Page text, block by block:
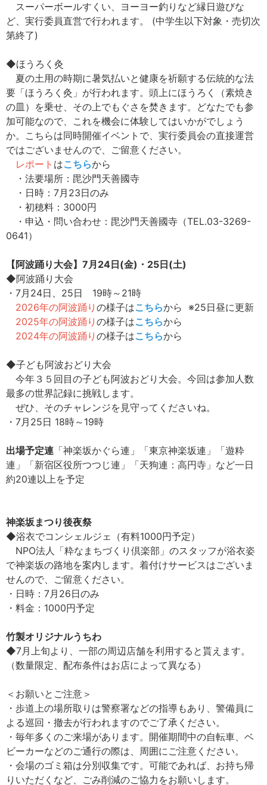
スーパーボールすくい、ヨーヨー釣りなど縁日遊びな
ど、実行委員直営で行われます。 (中学生以下対象・売切次
第終了)
◆ほうろく灸
夏の土用の時期に暑気払いと健康を祈願する伝統的な法
要「ほうろく灸」が行われます。頭上にほうろく（素焼き
の皿）を乗せ、その上でもぐさを焚きます。どなたでも参
加可能なので、これを機会に体験してはいかがでしょう
か。こちらは同時開催イベントで、実行委員会の直接運営
ではございませんので、ご留意ください。
レポート はこちらから
・法要場所：毘沙門天善國寺
・日時：7月23日のみ
・初穂料：3000円
・申込・問い合わせ：毘沙門天善國寺（TEL.03-3269-
0641）
【阿波踊り大会】7月24日(金)・25日(土)
◆阿波踊り大会
・7月24日、25日 19時～21時
2026年の阿波踊り の様子はこちらから ※25日昼に更新
2025年の阿波踊り の様子はこちらから
2024年の阿波踊り の様子はこちらから
◆子ども阿波おどり大会
今年３５回目の子ども阿波おどり大会。今回は参加人数
最多の世界記録に挑戦します。
ぜひ、そのチャレンジを見守ってくださいね。
・7月25日 18時～19時
出場予定連 「神楽坂かぐら連」「東京神楽坂連」「遊粋
連」「新宿区役所つつじ連」「天狗連：高円寺」など一日
約20連以上を予定
神楽坂まつり後夜祭
◆浴衣でコンシェルジェ（有料1000円予定）
NPO法人「粋なまちづくり倶楽部」のスタッフが浴衣姿
で神楽坂の路地を案内します。着付けサービスはございま
せんので、ご留意ください。
・日時：7月26日のみ
・料金：1000円予定
竹製オリジナルうちわ
◆7月上旬より、一部の周辺店舗を利用すると貰えます。
（数量限定、配布条件はお店によって異なる）
＜お願いとご注意＞
・歩道上の場所取りは警察署などの指導もあり、警備員に
よる巡回・撤去が行われますのでご了承ください。
・毎年多くのご来場があります。開催期間中の自転車、ベ
ビーカーなどのご通行の際は、周囲にご注意ください。
・会場のゴミ箱は分別収集です。可能であれば、お持ち帰
りいただくなど、ごみ削減のご協力をお願いします。